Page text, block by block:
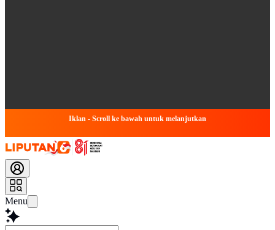
Iklan - Scroll ke bawah untuk melanjutkan
Menu